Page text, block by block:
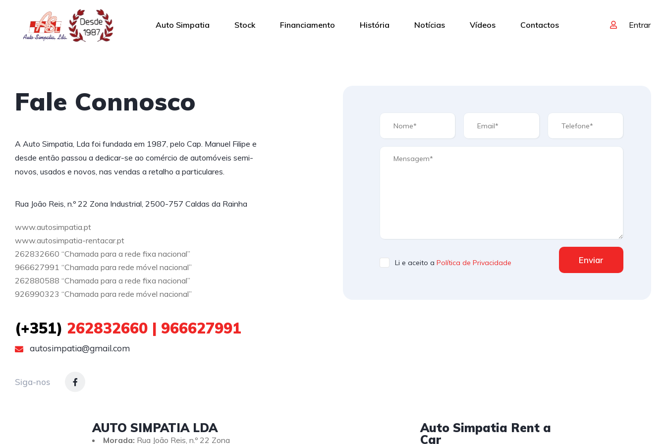
Auto Simpatia Stock Financiamento História Notícias Vídeos Contactos Entrar
Fale Connosco
A Auto Simpatia, Lda foi fundada em 1987, pelo Cap. Manuel Filipe e
desde então passou a dedicar-se ao comércio de automóveis semi-
novos, usados e novos, nas vendas a retalho a particulares.
Rua João Reis, n.º 22 Zona Industrial, 2500-757 Caldas da Rainha
www.autosimpatia.pt
www.autosimpatia-rentacar.pt
262832660 “Chamada para a rede fixa nacional”
966627991 “Chamada para rede móvel nacional”
262880588 “Chamada para a rede fixa nacional”
926990323 “Chamada para rede móvel nacional”
(+351) 262832660 | 966627991
autosimpatia@gmail.com
Siga-nos
Li e aceito a Política de Privacidade Enviar
AUTO SIMPATIA LDA
Morada: Rua João Reis, n.º 22 Zona
Auto Simpatia Rent a
Car